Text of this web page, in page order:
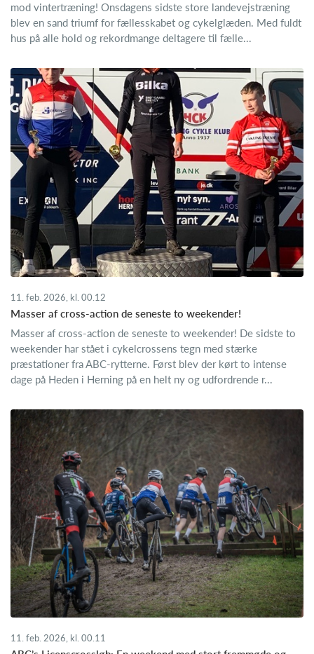
mod vintertræning! Onsdagens sidste store landevejstræning
blev en sand triumf for fællesskabet og cykelglæden. Med fuldt
hus på alle hold og rekordmange deltagere til fælle...
11. feb. 2026, kl. 00.12
Masser af cross-action de seneste to weekender!
Masser af cross-action de seneste to weekender! De sidste to
weekender har stået i cykelcrossens tegn med stærke
præstationer fra ABC-rytterne. Først blev der kørt to intense
dage på Heden i Herning på en helt ny og udfordrende r...
11. feb. 2026, kl. 00.11